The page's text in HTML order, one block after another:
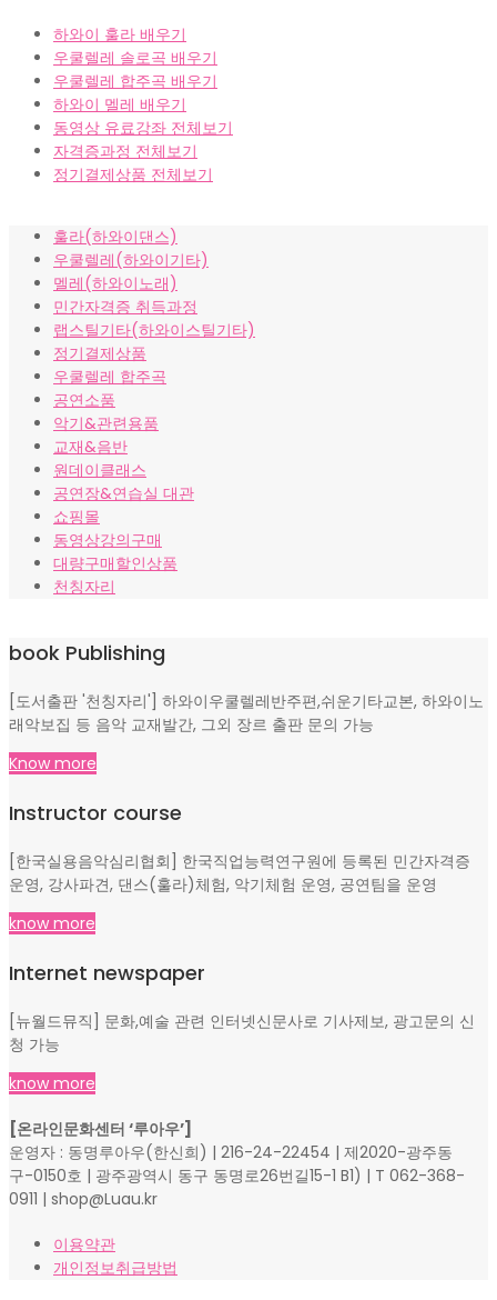
하와이 훌라 배우기
우쿨렐레 솔로곡 배우기
우쿨렐레 합주곡 배우기
하와이 멜레 배우기
동영상 유료강좌 전체보기
자격증과정 전체보기
정기결제상품 전체보기
훌라(하와이댄스)
우쿨렐레(하와이기타)
멜레(하와이노래)
민간자격증 취득과정
랩스틸기타(하와이스틸기타)
정기결제상품
우쿨렐레 합주곡
공연소품
악기&관련용품
교재&음반
원데이클래스
공연장&연습실 대관
쇼핑몰
동영상강의구매
대량구매할인상품
천칭자리
book Publishing
[도서출판 '천칭자리'] 하와이우쿨렐레반주편,쉬운기타교본, 하와이노
래악보집 등 음악 교재발간, 그외 장르 출판 문의 가능
Know more
Instructor course
[한국실용음악심리협회] 한국직업능력연구원에 등록된 민간자격증
운영, 강사파견, 댄스(훌라)체험, 악기체험 운영, 공연팀을 운영
know more
Internet newspaper
[뉴월드뮤직] 문화,예술 관련 인터넷신문사로 기사제보, 광고문의 신
청 가능
know more
[온라인문화센터 ‘루아우’]
운영자 : 동명루아우(한신희) | 216-24-22454 | 제2020-광주동
구-0150호 | 광주광역시 동구 동명로26번길15-1 B1) | T 062-368-
0911 | shop@Luau.kr
이용약관
개인정보취급방법